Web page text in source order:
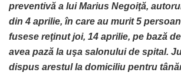
preventivă a lui Marius Negoiţă,
din 4 aprilie, în care au murit 5
fusese reţinut joi, 14 aprilie, pe bază
avea pază la uşa salonului de spital.
dispus arestul la domiciliu pentru